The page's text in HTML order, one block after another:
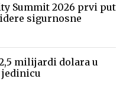
Summit 2026 prvi put
sigurnosne
milijardi dolara u